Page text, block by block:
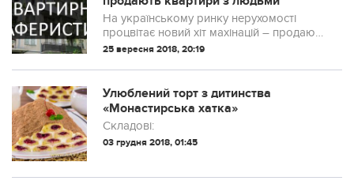
На українському ринку нерухомості
процвітає новий хіт махінацій – продають
гуртожитки чи житло разом з
25 вересня 2018, 20:19
Улюблений торт з дитинства
«Монастирська хатка»
Складові:
03 грудня 2018, 01:45